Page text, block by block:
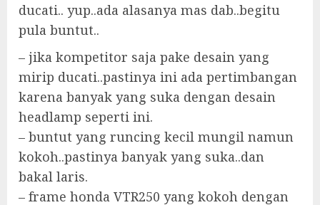
ducati.. yup..ada alasanya mas dab..begitu
pula buntut..
– jika kompetitor saja pake desain yang
mirip ducati..pastinya ini ada pertimbangan
karena banyak yang suka dengan desain
headlamp seperti ini.
– buntut yang runcing kecil mungil namun
kokoh..pastinya banyak yang suka..dan
bakal laris.
– frame honda VTR250 yang kokoh dengan